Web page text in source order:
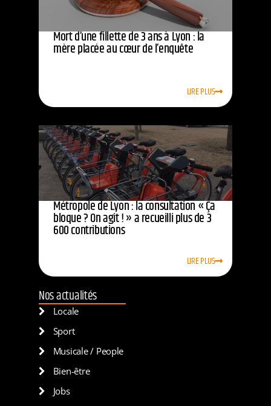
Mort d’une fillette de 3 ans à Lyon : la
mère placée au cœur de l’enquête
LIRE PLUS
Métropole de Lyon : la consultation « Ça
bloque ? On agit ! » a recueilli plus de 3
600 contributions
LIRE PLUS
Nos actualités
Locale
Sport
Musicale / People
Bien-être
Jobs